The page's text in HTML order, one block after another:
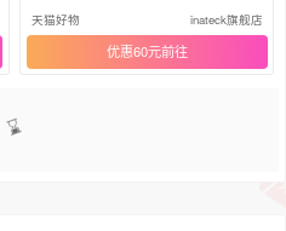
0代苹果12.9寸13寸新ipad蓝牙保
护套一体Pro
天猫好物 inateck旗舰店
优惠60元